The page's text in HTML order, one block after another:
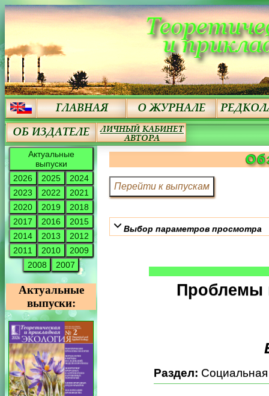
Актуальные
выпуски
2026
2025
2024
2023
2022
2021
2020
2019
2018
2017
2016
2015
2014
2013
2012
2011
2010
2009
2008
2007
Актуальные
выпуски:
Выбор параметров просмотра
Проблемы
Раздел: Социальная